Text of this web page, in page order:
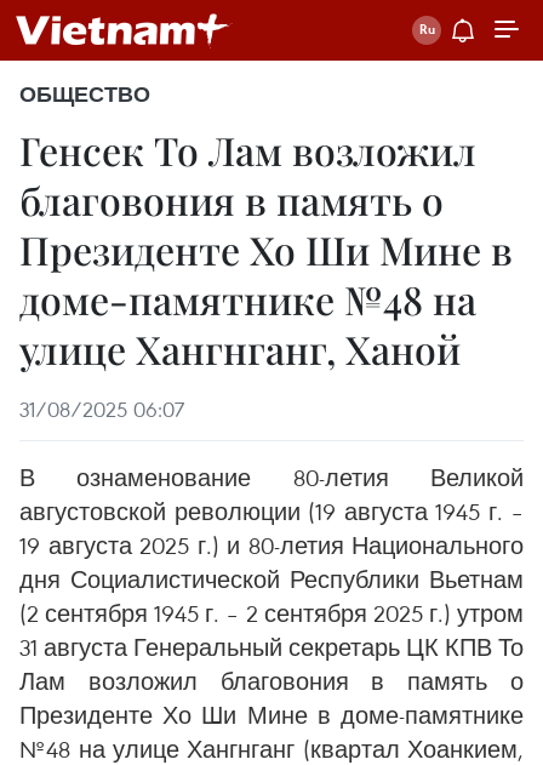
ОБЩЕСТВО
Генсек То Лам возложил
благовония в память о
Президенте Хо Ши Мине в
доме-памятнике №48 на
улице Хангнганг, Ханой
31/08/2025 06:07
В ознаменование 80-летия Великой
августовской революции (19 августа 1945 г. –
19 августа 2025 г.) и 80-летия Национального
дня Социалистической Республики Вьетнам
(2 сентября 1945 г. – 2 сентября 2025 г.) утром
31 августа Генеральный секретарь ЦК КПВ То
Лам возложил благовония в память о
Президенте Хо Ши Мине в доме-памятнике
№48 на улице Хангнганг (квартал Хоанкием,